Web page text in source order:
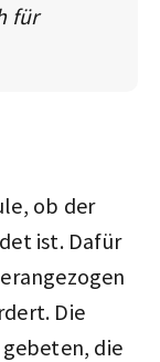
für
ob der
ist. Dafür
Die
die